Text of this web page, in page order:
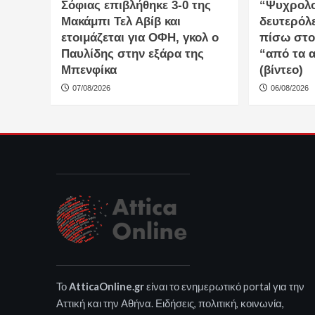
Σόφιας επιβλήθηκε 3-0 της
Μακάμπι Τελ Αβίβ και
ετοιμάζεται για ΟΦΗ, γκολ ο
Παυλίδης στην εξάρα της
Μπενφίκα
07/08/2026
πίσω
“από τα
(βίντεο)
06/08/2026
ΤοAtticaOnline.grείναι το ενημερωτικό portal για την
Αττική και την Αθήνα. Ειδήσεις, πολιτική, κοινωνία,